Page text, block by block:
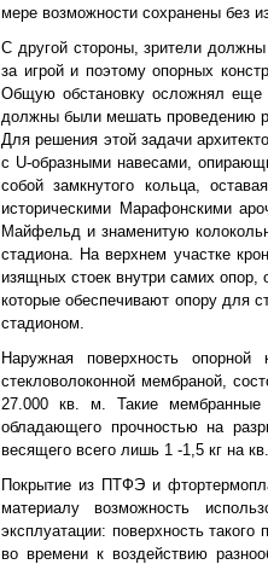
мере возможности сохранены без
С другой стороны, зрители
за игрой и поэтому опорных
Общую обстановку осложнял еще
должны были мешать проведению
Для решения этой задачи
с U-образными навесами,
собой замкнутого кольца,
историческими Марафонскими
Майфельд и знаменитую
стадиона. На верхнем участке
изящных стоек внутри самих
которые обеспечивают опору для
стадионом.
Наружная поверхность опорной
стекловолоконной мембраной,
27.000 кв. м. Такие мембранные
обладающего прочностью на
весящего всего лишь 1 -1,5 кг на
Покрытие из ПТФЭ и
материалу возможность
эксплуатации: поверхность
во времени к воздействию